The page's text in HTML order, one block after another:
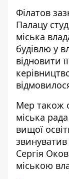
Філатов
Палацу
міська
будівлю у
відновити
Мер також
міська
вищої
звинуватив
Сергія
міською